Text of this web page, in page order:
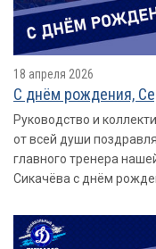
18 апреля 2026
С днём рождения,
Руководство и
от всей души
главного тренера
Сикачёва с днём